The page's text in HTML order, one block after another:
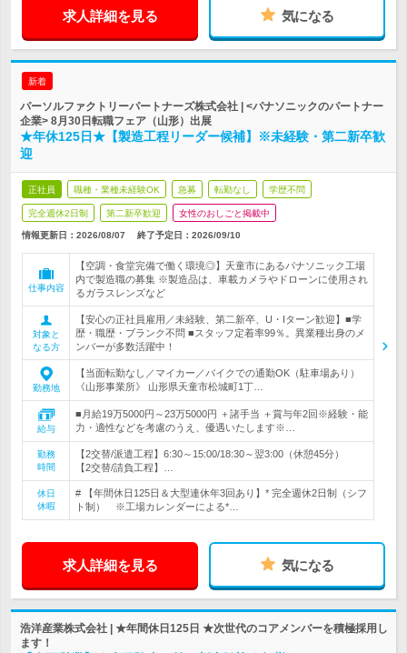
求人詳細を見る 気になる
新着
パーソルファクトリーパートナーズ株式会社 | <パナソニックのパートナー
企業> 8月30日転職フェア（山形）出展
★年休125日★【製造工程リーダー候補】※未経験・第二新卒歓
迎
正社員 職種・業種未経験OK 急募 転勤なし 学歴不問
完全週休2日制 第二新卒歓迎 女性のおしごと掲載中
情報更新日：2026/08/07 終了予定日： 2026/09/10
仕事内容
【空調・食堂完備で働く環境◎】天童市にあるパナソニック工場
内で製造職の募集 ※製造品は、車載カメラやドローンに使用され
るガラスレンズなど
対象と
なる方
【安心の正社員雇用／未経験、第二新卒、U・Iターン歓迎】■学
歴・職歴・ブランク不問 ■スタッフ定着率99％。異業種出身のメ
ンバーが多数活躍中！
勤務地
【当面転勤なし／マイカー／バイクでの通勤OK（駐車場あり）
《山形事業所》 山形県天童市松城町1丁…
給与
■月給19万5000円～23万5000円 ＋諸手当 ＋賞与年2回※経験・能
力・適性などを考慮のうえ、優遇いたします※…
勤務
時間
【2交替/派遣工程】6:30～15:00/18:30～翌3:00（休憩45分）
【2交替/請負工程】…
休日
休暇
# 【年間休日125日＆大型連休年3回あり】* 完全週休2日制（シフ
ト制） ※工場カレンダーによる*…
求人詳細を見る 気になる
浩洋産業株式会社 | ★年間休日125日 ★次世代のコアメンバーを積極採用し
ます！